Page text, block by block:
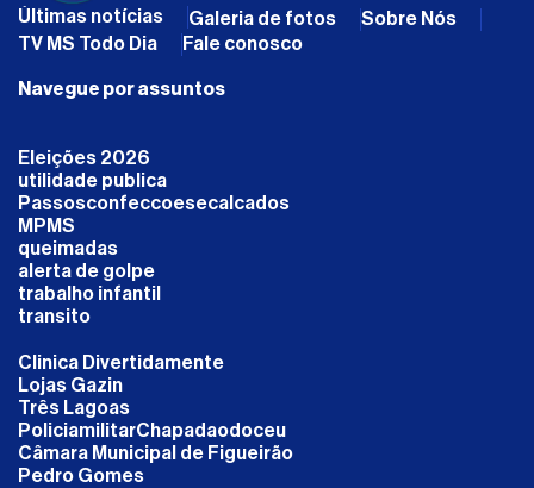
Últimas notícias Galeria de fotos
Sobre Nós
TV MS Todo Dia
Fale conosco
Navegue por assuntos
Eleições 2026
utilidade publica
Passosconfeccoesecalcados
MPMS
queimadas
alerta de golpe
trabalho infantil
transito
Clinica Divertidamente
Lojas Gazin
Três Lagoas
PoliciamilitarChapadaodoceu
Câmara Municipal de Figueirão
Pedro Gomes